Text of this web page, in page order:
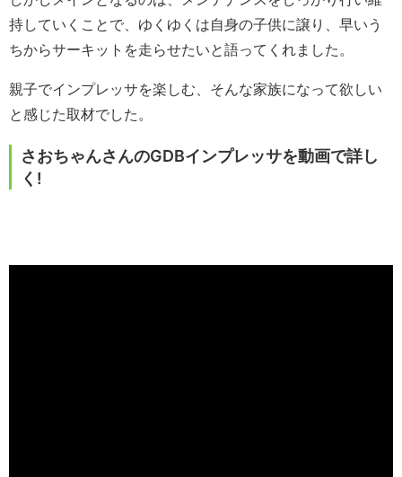
持していくことで、ゆくゆくは自身の子供に譲り、早いう
ちからサーキットを走らせたいと語ってくれました。
親子でインプレッサを楽しむ、そんな家族になって欲しい
と感じた取材でした。
さおちゃんさんのGDBインプレッサを動画で詳し
く!